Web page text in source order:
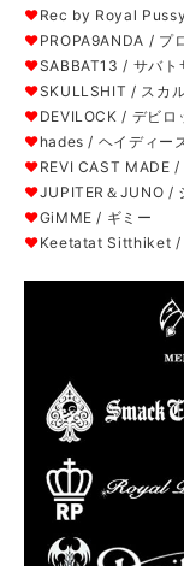
❤Rec by Royal
❤PROPA9ANDA / プ
❤SABBAT13 / サバト
❤SKULLSHIT / スカ
❤DEVILOCK / デビロ
❤hades / ヘイディー
❤REVI CAST MADE /
❤JUPITER＆JUNO /
❤GiMME / ギミー
❤Keetatat Sitthiket /